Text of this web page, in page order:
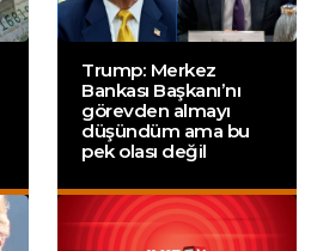
Trump: Merkez
Bankası Başkanı’nı
görevden almayı
düşündüm ama bu
pek olası değil